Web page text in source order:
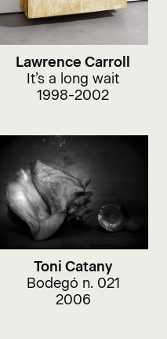
Lawrence Carroll
It’s a long wait
1998-2002
Toni Catany
Bodegó n. 021
2006